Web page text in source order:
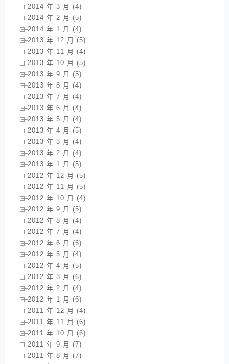
2014 年 3 月 (4)
2014 年 2 月 (5)
2014 年 1 月 (4)
2013 年 12 月 (5)
2013 年 11 月 (4)
2013 年 10 月 (5)
2013 年 9 月 (5)
2013 年 8 月 (4)
2013 年 7 月 (4)
2013 年 6 月 (4)
2013 年 5 月 (4)
2013 年 4 月 (5)
2013 年 3 月 (4)
2013 年 2 月 (4)
2013 年 1 月 (5)
2012 年 12 月 (5)
2012 年 11 月 (5)
2012 年 10 月 (4)
2012 年 9 月 (5)
2012 年 8 月 (4)
2012 年 7 月 (4)
2012 年 6 月 (6)
2012 年 5 月 (4)
2012 年 4 月 (5)
2012 年 3 月 (6)
2012 年 2 月 (4)
2012 年 1 月 (6)
2011 年 12 月 (4)
2011 年 11 月 (6)
2011 年 10 月 (6)
2011 年 9 月 (7)
2011 年 8 月 (7)